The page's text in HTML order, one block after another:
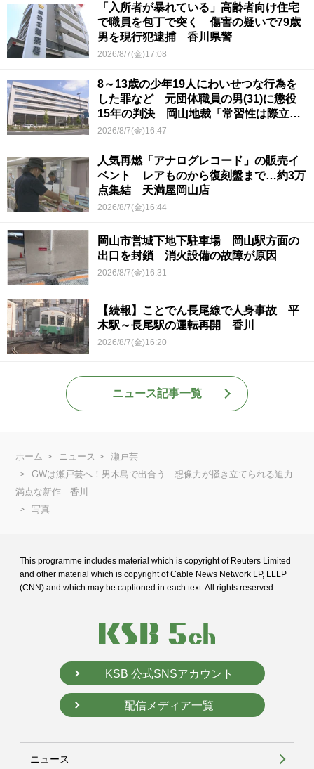
「入所者が暴れている」高齢者向け住宅
で職員を包丁で突く 傷害の疑いで79歳
男を現行犯逮捕 香川県警
2026/8/7(金)17:08
8～13歳の少年19人にわいせつな行為を
した罪など 元団体職員の男(31)に懲役
15年の判決 岡山地裁「常習性は際立っ
ていて被害結果も非常に重い」
2026/8/7(金)16:47
人気再燃「アナログレコード」の販売イ
ベント レアものから復刻盤まで…約3万
点集結 天満屋岡山店
2026/8/7(金)16:44
岡山市営城下地下駐車場 岡山駅方面の
出口を封鎖 消火設備の故障が原因
2026/8/7(金)16:31
【続報】ことでん長尾線で人身事故 平
木駅～長尾駅の運転再開 香川
2026/8/7(金)16:20
ニュース記事一覧
ホーム ニュース
瀬戸芸
GWは瀬戸芸へ！男木島で出合う…想像力が掻き立てられる迫力
満点な新作 香川
写真
This programme includes material which is copyright of Reuters Limited
and other material which is copyright of Cable News Network LP, LLLP
(CNN) and which may be captioned in each text. All rights reserved.
KSB 公式SNSアカウント
配信メディア一覧
ニュース